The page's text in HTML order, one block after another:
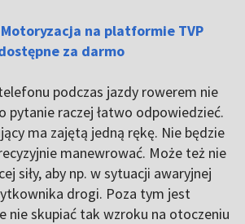
na platformie TVP
za darmo
podczas jazdy rowerem nie
pytanie raczej łatwo odpowiedzieć.
ma zajętą jedną rękę. Nie będzie
manewrować. Może też nie
siły, aby np. w sytuacji awaryjnej
drogi. Poza tym jest
nie skupiać tak wzroku na otoczeniu